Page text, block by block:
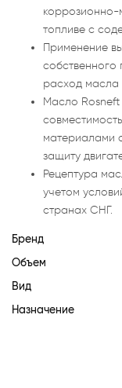
коррозионно-
топливе с
Применение
собственного
расход масла
Масло Rosneft
материалами
защиту
Рецептура
учетом
странах СНГ.
Бренд
Объем
Вид
Назначение